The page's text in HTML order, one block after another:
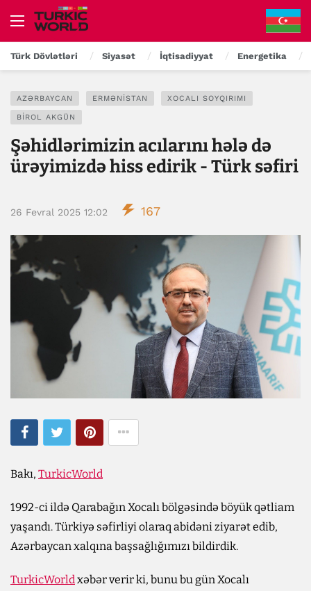
Türk Dövlətləri Siyasət İqtisadiyyat Energetika
AZƏRBAYCAN ERMƏNISTAN XOCALI SOYQIRIMI
BIROL AKGÜN
Şəhidlərimizin acılarını hələ də
ürəyimizdə hiss edirik - Türk səfiri
26 Fevral 2025 12:02 167
Bakı, TurkicWorld
1992-ci ildə Qarabağın Xocalı bölgəsində böyük qətliam
yaşandı. Türkiyə səfirliyi olaraq abidəni ziyarət edib,
Azərbaycan xalqına başsağlığımızı bildirdik.
TurkicWorldxəbər verir ki, bunu bu gün Xocalı